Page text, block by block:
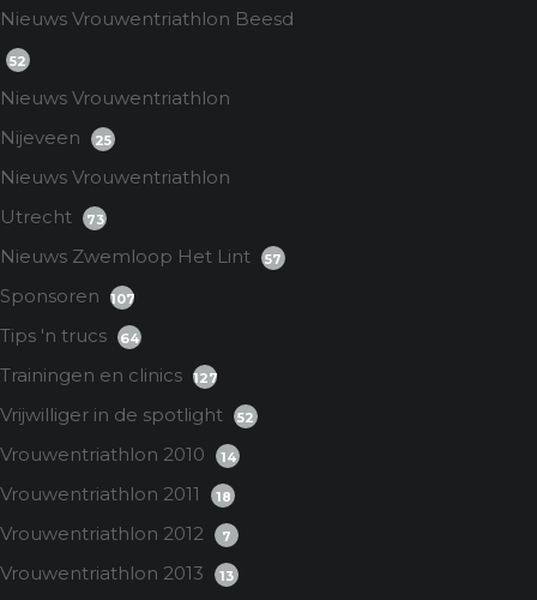
Nieuws Vrouwentriathlon Beesd
52
Nieuws Vrouwentriathlon
Nijeveen
25
Nieuws Vrouwentriathlon
Utrecht
73
Nieuws Zwemloop Het Lint 57
Sponsoren 107
Tips 'n trucs 64
Trainingen en clinics 127
Vrijwilliger in de spotlight 52
Vrouwentriathlon 2010 14
Vrouwentriathlon 2011 18
Vrouwentriathlon 2012 7
Vrouwentriathlon 2013 13